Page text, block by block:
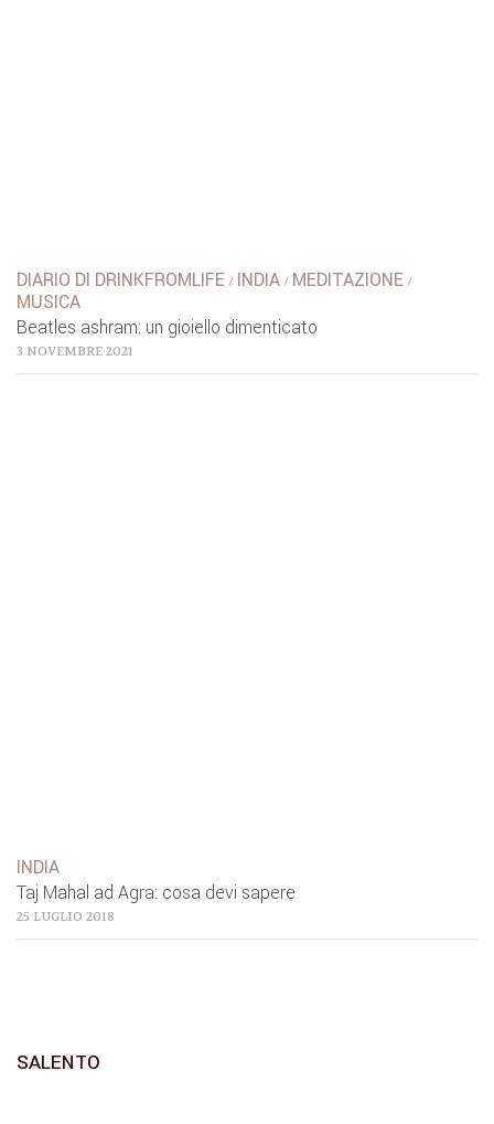
DIARIO DI DRINKFROMLIFE / INDIA / MEDITAZIONE /
MUSICA
Beatles ashram: un gioiello dimenticato
3 NOVEMBRE 2021
INDIA
Taj Mahal ad Agra: cosa devi sapere
25 LUGLIO 2018
SALENTO